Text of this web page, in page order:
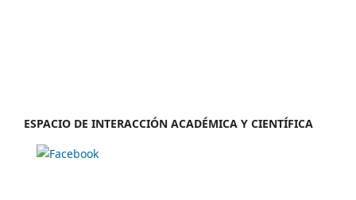
ESPACIO DE INTERACCIÓN ACADÉMICA Y CIENTÍFICA